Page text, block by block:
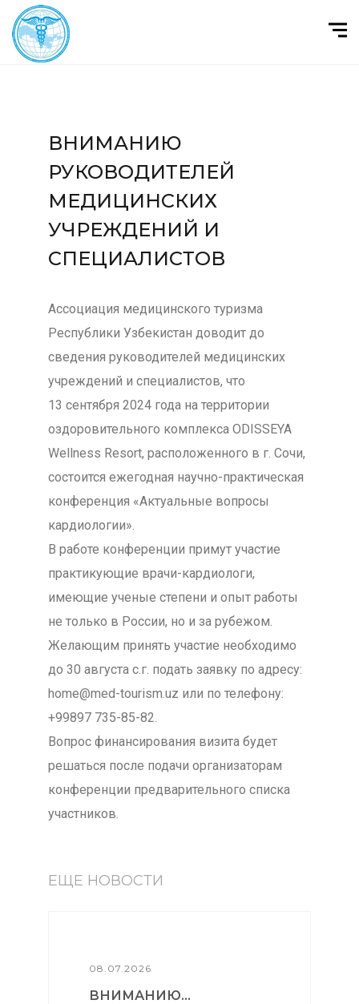
ВНИМАНИЮ
РУКОВОДИТЕЛЕЙ
МЕДИЦИНСКИХ
УЧРЕЖДЕНИЙ И
СПЕЦИАЛИСТОВ
Ассоциация медицинского туризма
Республики Узбекистан доводит до
сведения руководителей медицинских
учреждений и специалистов, что
13 сентября 2024 года на территории
оздоровительного комплекса ODISSEYA
Wellness Resort, расположенного в г. Сочи,
состоится ежегодная научно-практическая
конференция «Актуальные вопросы
кардиологии».
В работе конференции примут участие
практикующие врачи-кардиологи,
имеющие ученые степени и опыт работы
не только в России, но и за рубежом.
Желающим принять участие необходимо
до 30 августа с.г. подать заявку по адресу:
home@med-tourism.uz или по телефону:
+99897 735-85-82.
Вопрос финансирования визита будет
решаться после подачи организаторам
конференции предварительного списка
участников.
ЕЩЕ НОВОСТИ
08.07.2026
ВНИМАНИЮ...